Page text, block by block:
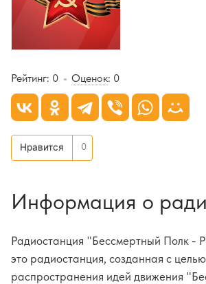
Рейтинг: 0 Оценок: 0
Нравится 0
Информация о
Радиостанция "Бессмертный Полк -
это радиостанция, созданная с
распространения идей движения